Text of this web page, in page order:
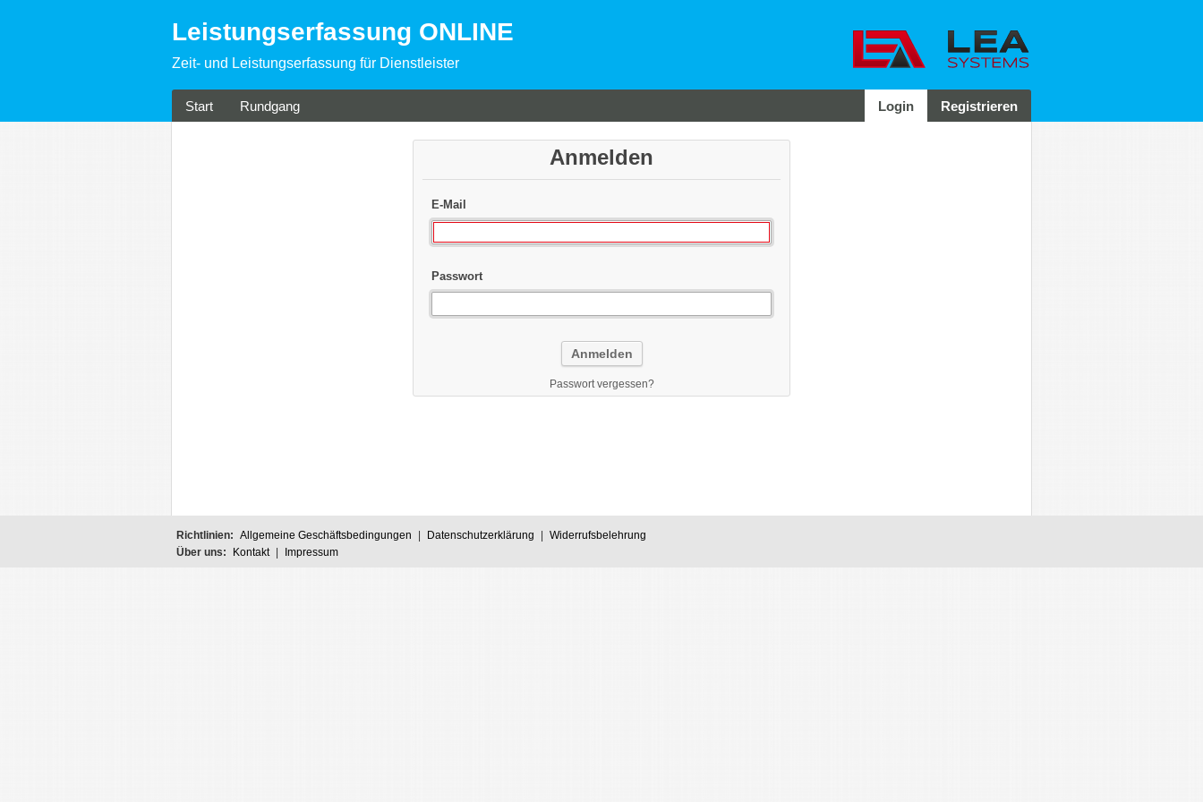
Leistungserfassung ONLINE
Zeit- und Leistungserfassung für Dienstleister
Start Rundgang Login Registrieren
Anmelden
E-Mail
Passwort
Passwort vergessen?
Richtlinien: Allgemeine Geschäftsbedingungen Datenschutzerklärung
Widerrufsbelehrung
Über uns:
Kontakt Impressum